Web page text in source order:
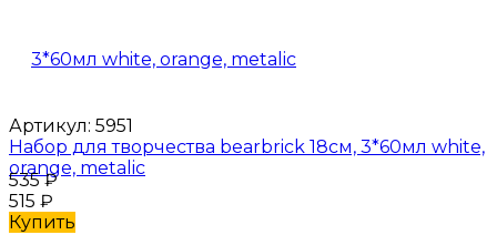
Артикул: 5951
Набор для творчества bearbrick 18см, 3*60мл white,
orange, metalic
535₽
515 ₽
Купить